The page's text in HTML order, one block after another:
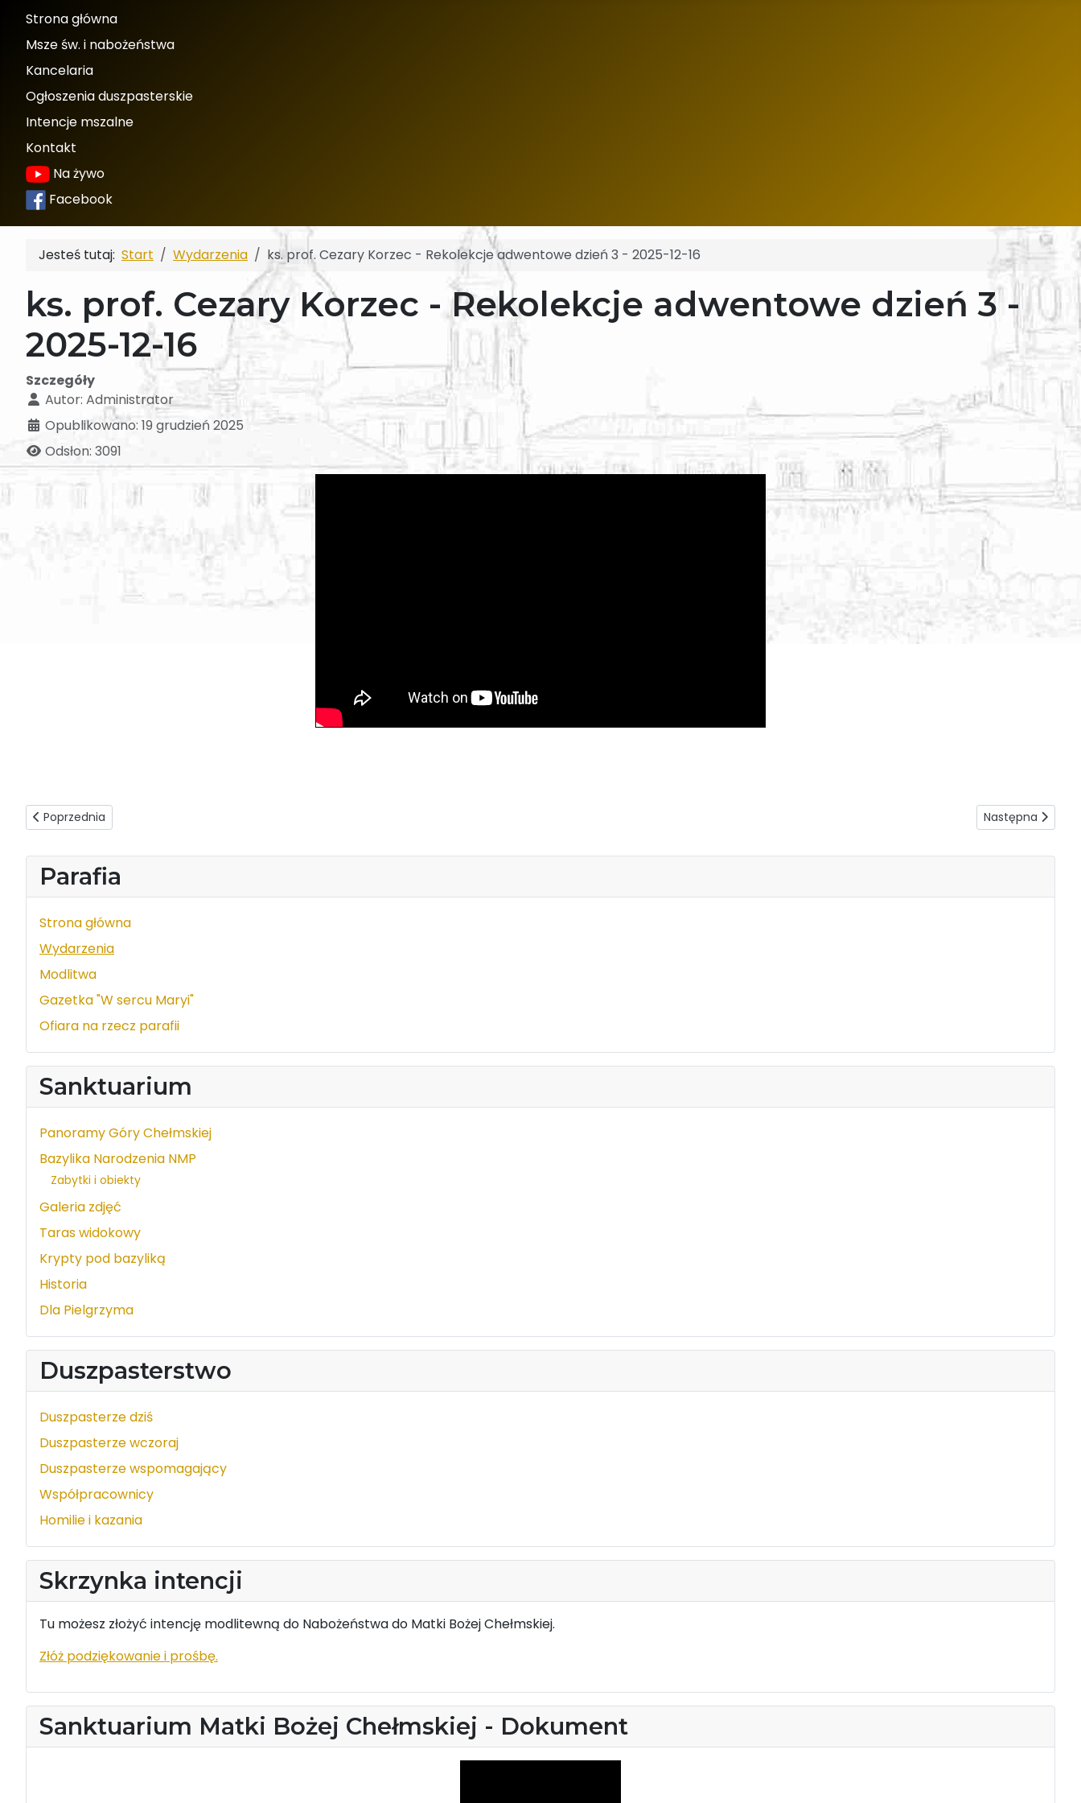
Strona główna
Msze św. i nabożeństwa
Kancelaria
Ogłoszenia duszpasterskie
Intencje mszalne
Kontakt
Na żywo
Facebook
Parafia
Strona główna
Wydarzenia
Modlitwa
Gazetka "W sercu Maryi"
Ofiara na rzecz parafii
Sanktuarium
Panoramy Góry Chełmskiej
Bazylika Narodzenia NMP
Zabytki i obiekty
Galeria zdjęć
Taras widokowy
Krypty pod bazyliką
Historia
Dla Pielgrzyma
Duszpasterstwo
Duszpasterze dziś
Duszpasterze wczoraj
Duszpasterze wspomagający
Współpracownicy
Homilie i kazania
Skrzynka intencji
Tu możesz złożyć intencję modlitewną do Nabożeństwa do Matki Bożej Chełmskiej.
Złóż podziękowanie i prośbę.
Sanktuarium Matki Bożej Chełmskiej - Dokument
Jesteś tutaj: Start Wydarzenia ks. prof. Cezary Korzec - Rekolekcje adwentowe dzień 3 - 2025-12-16
ks. prof. Cezary Korzec - Rekolekcje adwentowe dzień 3 -
2025-12-16
Szczegóły
Autor: Administrator
Opublikowano: 19 grudzień 2025
Odsłon: 3091
Poprzednia strona: Wizyta duszpasterska 2025/2026
Poprzednia Następna
Następna